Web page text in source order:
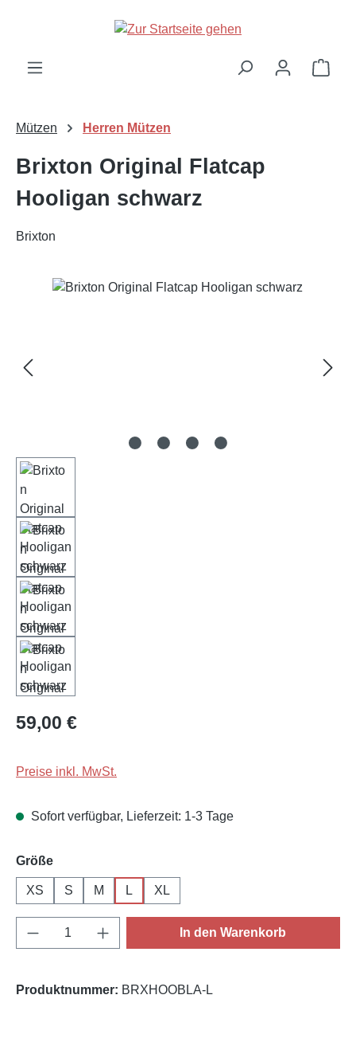
Zum Hauptinhalt springen
Mützen Herren Mützen
Brixton Original Flatcap
Hooligan schwarz
Brixton
Bildergalerie überspringen
Regulärer Preis:
59,00 €
Preise inkl. MwSt.
Sofort verfügbar, Lieferzeit: 1-3 Tage
Größeauswählen
XS S M L XL
Produkt Anzahl: Gib den gewünschten
In den Warenkorb
Produktnummer: BRXHOOBLA-L